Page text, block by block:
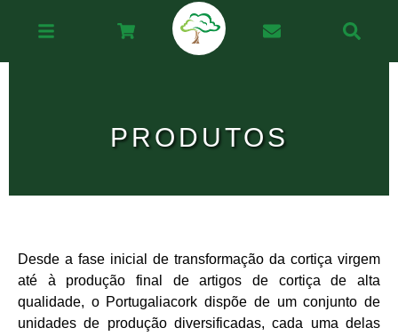
PRODUTOS
Desde a fase inicial de transformação da cortiça virgem
até à produção final de artigos de cortiça de alta
qualidade, o Portugaliacork dispõe de um conjunto de
unidades de produção diversificadas, cada uma delas